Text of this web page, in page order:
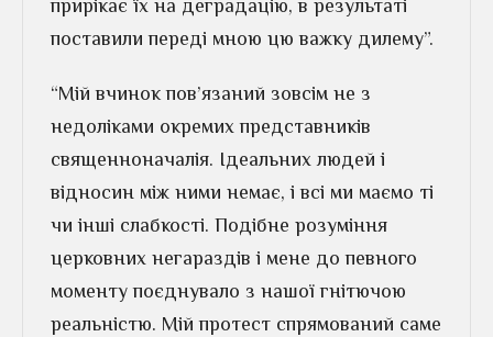
прирікає їх на деградацію, в результаті
поставили переді мною цю важку дилему”.
“Мій вчинок пов’язаний зовсім не з
недоліками окремих представників
священноначалія. Ідеальних людей і
відносин між ними немає, і всі ми маємо ті
чи інші слабкості. Подібне розуміння
церковних негараздів і мене до певного
моменту поєднувало з нашої гнітючою
реальністю. Мій протест спрямований саме